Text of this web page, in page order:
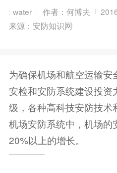
：water 作者：何博夫
来源：安防知识网
为确保机场和航空运输
安检和安防系统建设投
级，各种高科技安防技术
机场安防系统中，机场的
20%以上的增长。